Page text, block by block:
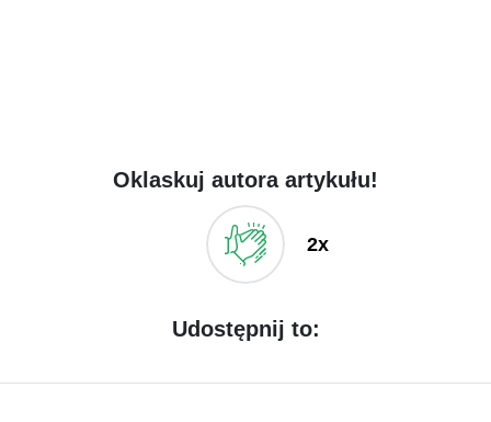
Oklaskuj autora artykułu!
2x
Udostępnij to: